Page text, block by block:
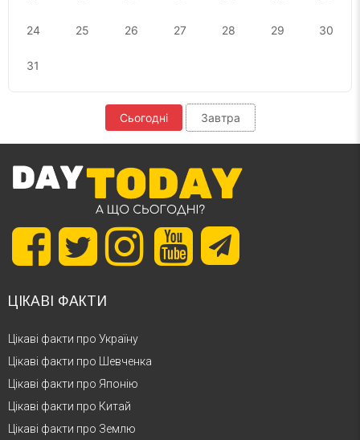
24 25 26 27 28 29 30
31
Сьогодні Завтра
ЦІКАВІ ФАКТИ
Цікаві факти про Україну
Цікаві факти про Шевченка
Цікаві факти про Японію
Цікаві факти про Китай
Цікаві факти про Землю